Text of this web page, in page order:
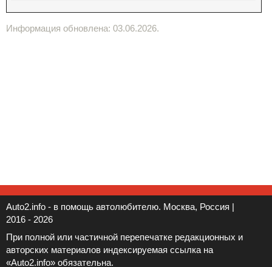
Информация обновлена: 03.06.2026.
Auto2.info - в помощь автолюбителю. Москва, Россия |
2016 - 2026
При полной или частичной перепечатке редакционных и
авторских материалов индексируемая ссылка на
«Auto2.info» обязательна.